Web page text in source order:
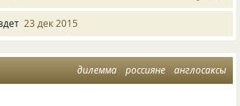
23 дек 2015
дилемма россияне англосаксы